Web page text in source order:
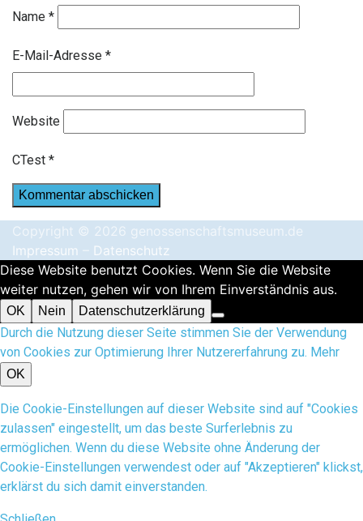
Name *
E-Mail-Adresse *
Website
CTest *
Copyright © 2026 genossenschaftsmuseum.de
Impressum – Datenschutz
Diese Website benutzt Cookies. Wenn Sie die Website
weiter nutzen, gehen wir von Ihrem Einverständnis aus.
OK Nein Datenschutzerklärung
Durch die Nutzung dieser Seite stimmen Sie der Verwendung
von Cookies zur Optimierung Ihrer Nutzererfahrung zu. Mehr
OK
Die Cookie-Einstellungen auf dieser Website sind auf "Cookies
zulassen" eingestellt, um das beste Surferlebnis zu
ermöglichen. Wenn du diese Website ohne Änderung der
Cookie-Einstellungen verwendest oder auf "Akzeptieren" klickst,
erklärst du sich damit einverstanden.